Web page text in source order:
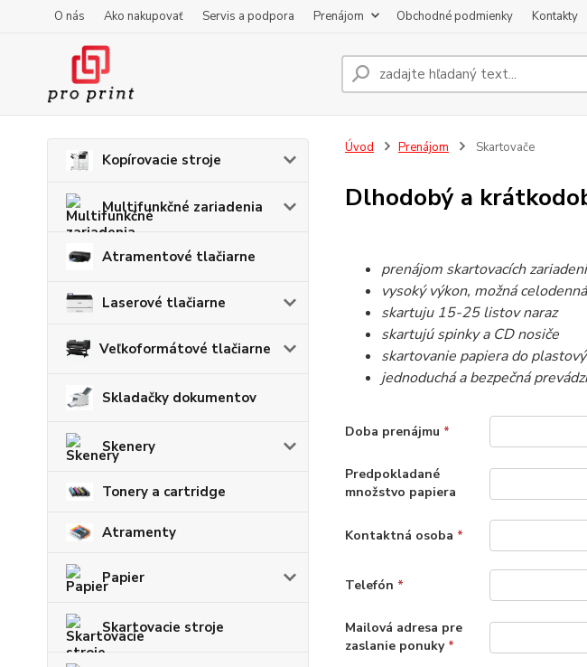
O nás Ako nakupovať Servis a podpora Prenájom Obchodné podmienky Kontakty
Kopírovacie stroje
Multifunkčné zariadenia
Atramentové tlačiarne
Laserové tlačiarne
Veľkoformátové tlačiarne
Skladačky dokumentov
Skenery
Tonery a cartridge
Atramenty
Papier
Skartovacie stroje
Úvod Prenájom Skartovače
Dlhodobý a
prenájom skartovacích
vysoký výkon, možná
skartuju 15-25 listov naraz
skartujú spinky a CD nosiče
skartovanie papiera do
jednoduchá a bezpečná
Doba prenájmu *
Predpokladané
množstvo papiera
Kontaktná osoba *
Telefón *
Mailová adresa pre
zaslanie ponuky *